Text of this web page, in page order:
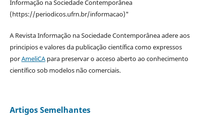
Informação na Sociedade Contemporânea
(https://periodicos.ufrn.br/informacao)"
A Revista Informação na Sociedade Contemporânea adere aos
principios e valores da publicação científica como expressos
porAmeliCApara preservar o acceso aberto ao conhecimento
científico sob modelos não comerciais.
Artigos Semelhantes